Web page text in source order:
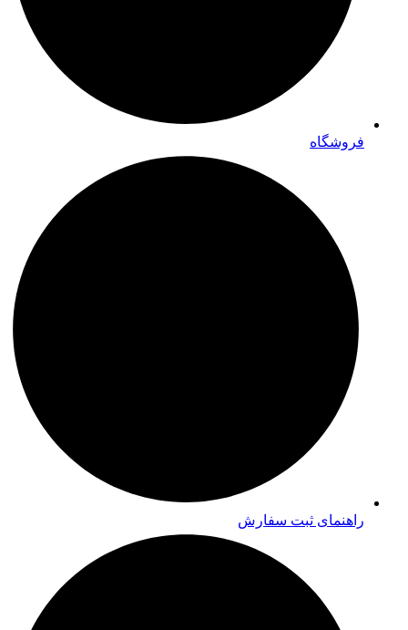
فروشگاه
راهنمای ثبت سفارش